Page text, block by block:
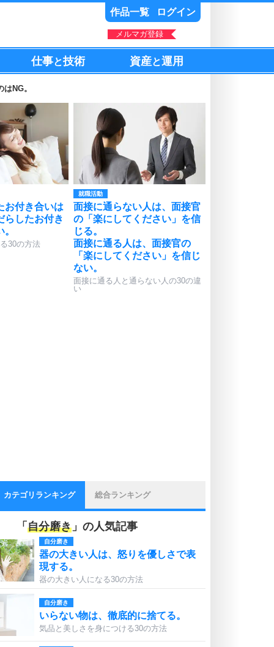
作品一覧 ログイン
メルマガ登録
仕事と技術 資産と運用
NG。
お付き合いは
らしたお付き
30の方法
就職活動
面接に通らない人は、面接官
の「楽にしてください」を信
じる。
面接に通る人は、面接官の
「楽にしてください」を信じ
ない。
面接に通る人と通らない人の30の違
い
カテゴリランキング 総合ランキング
「 自分磨き 」の人気記事
自分磨き
器の大きい人は、怒りを優しさで表
現する。
器の大きい人になる30の方法
自分磨き
いらない物は、徹底的に捨てる。
気品と美しさを身につける30の方法